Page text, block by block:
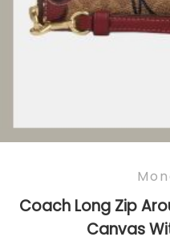
Coach Long Zip
Canvas